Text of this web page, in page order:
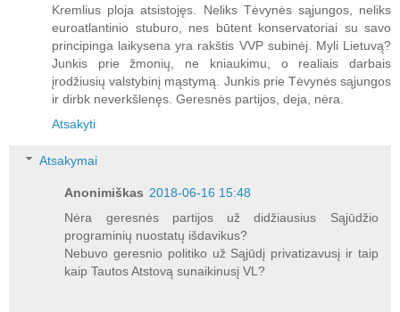
Kremlius ploja atsistojęs. Neliks Tėvynės sąjungos, neliks
euroatlantinio stuburo, nes būtent konservatoriai su savo
principinga laikysena yra rakštis VVP subinėj. Myli Lietuvą?
Junkis prie žmonių, ne kniaukimu, o realiais darbais
įrodžiusių valstybinį mąstymą. Junkis prie Tėvynės sąjungos
ir dirbk neverkšlenęs. Geresnės partijos, deja, nėra.
Atsakyti
Atsakymai
Anonimiškas 2018-06-16 15:48
Nėra geresnės partijos už didžiausius Sąjūdžio
programinių nuostatų išdavikus?
Nebuvo geresnio politiko už Sąjūdį privatizavusį ir taip
kaip Tautos Atstovą sunaikinusį VL?